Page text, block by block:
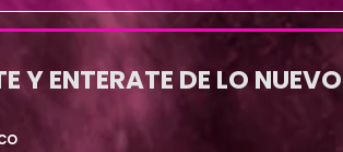
Y ENTERATE DE LO